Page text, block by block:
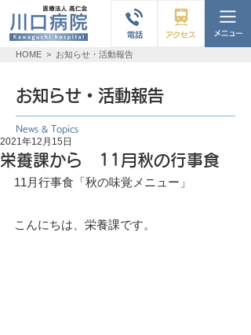
HOME > お知らせ・活動報告
お知らせ・活動報告
News & Topics
栄養課から 11月秋の行事食
2021年12月15日
11月行事食「秋の味覚メニュー」
こんにちは、栄養課です。